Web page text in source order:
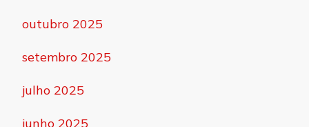
outubro 2025
setembro 2025
julho 2025
junho 2025